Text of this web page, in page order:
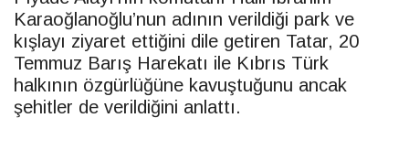
Karaoğlanoğlu’nun adının verildiği park ve
kışlayı ziyaret ettiğini dile getiren Tatar, 20
Temmuz Barış Harekatı ile Kıbrıs Türk
halkının özgürlüğüne kavuştuğunu ancak
şehitler de verildiğini anlattı.